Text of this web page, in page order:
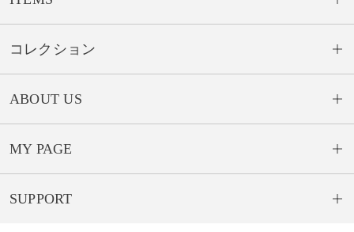
コレクション
ABOUT US
MY PAGE
SUPPORT